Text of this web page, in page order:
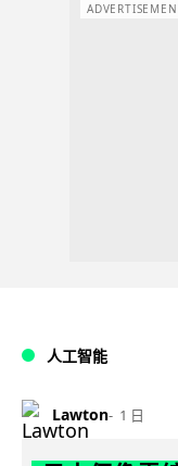
人工智能
Lawton 1 日